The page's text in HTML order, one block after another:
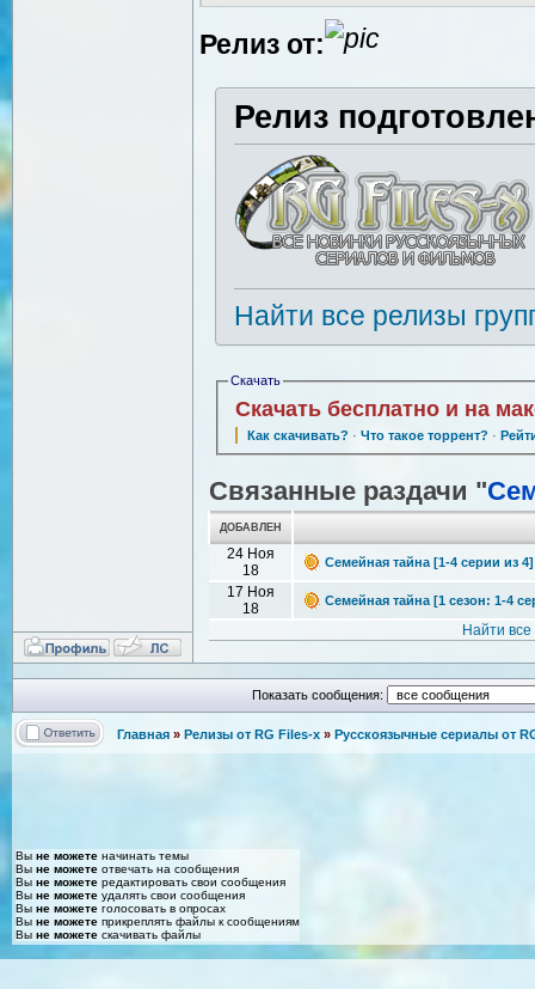
Релиз от:
Релиз
Найти все релизы
Скачать
Скачать бесплатно и на
Как скачивать? · Что такое торрент? ·
Связанные раздачи "
ДОБАВЛЕН
24 Ноя
18
Семейная тайна [1-4 серии из
17 Ноя
18
Семейная тайна [1 сезон: 1-4
Найти
Показать сообщения:
Главная » Релизы от RG Files-x » Русскоязычные сериалы от
Вы не можете начинать темы
Вы не можете отвечать на сообщения
Вы не можете редактировать свои сообщения
Вы не можете удалять свои сообщения
Вы не можете голосовать в опросах
Вы не можете прикреплять файлы к сообщениям
Вы не можете скачивать файлы